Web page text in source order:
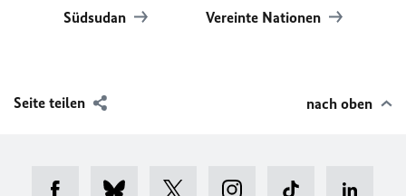
Südsudan Vereinte Nationen
Seite teilen nach oben